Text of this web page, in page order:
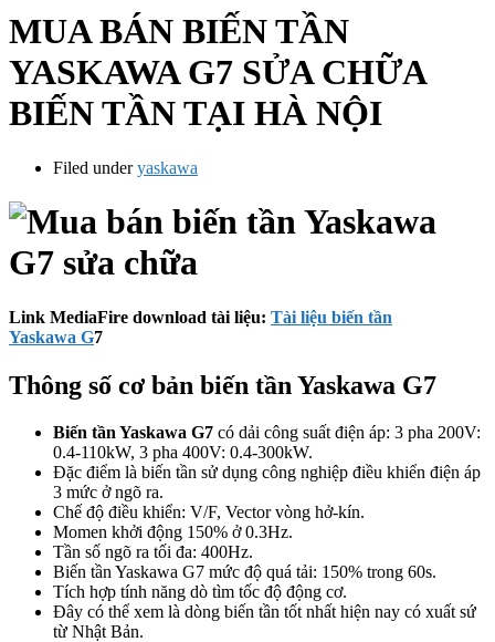
MUA BÁN BIẾN TẦN
YASKAWA G7 SỬA CHỮA
BIẾN TẦN TẠI HÀ NỘI
Filed underyaskawa
Link MediaFire download tài liệu: Tài liệu biến tần
Yaskawa G7
Thông số cơ bản biến tần Yaskawa G7
Biến tần Yaskawa G7 có dải công suất điện áp: 3 pha 200V:
0.4-110kW, 3 pha 400V: 0.4-300kW.
Đặc điểm là biến tần sử dụng công nghiệp điều khiển điện áp
3 mức ở ngõ ra.
Chế độ điều khiển: V/F, Vector vòng hở-kín.
Momen khởi động 150% ở 0.3Hz.
Tần số ngõ ra tối đa: 400Hz.
Biến tần Yaskawa G7 mức độ quá tải: 150% trong 60s.
Tích hợp tính năng dò tìm tốc độ động cơ.
Đây có thể xem là dòng biến tần tốt nhất hiện nay có xuất sứ
từ Nhật Bản.